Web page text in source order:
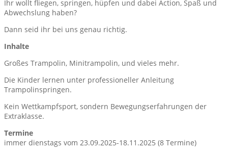
Ihr wollt fliegen, springen, hüpfen und dabei Action, Spaß und
Abwechslung haben?
Dann seid ihr bei uns genau richtig.
Inhalte
Großes Trampolin, Minitrampolin, und vieles mehr.
Die Kinder lernen unter professioneller Anleitung
Trampolinspringen.
Kein Wettkampfsport, sondern Bewegungserfahrungen der
Extraklasse.
Termine
immer dienstags vom 23.09.2025-18.11.2025 (8 Termine)